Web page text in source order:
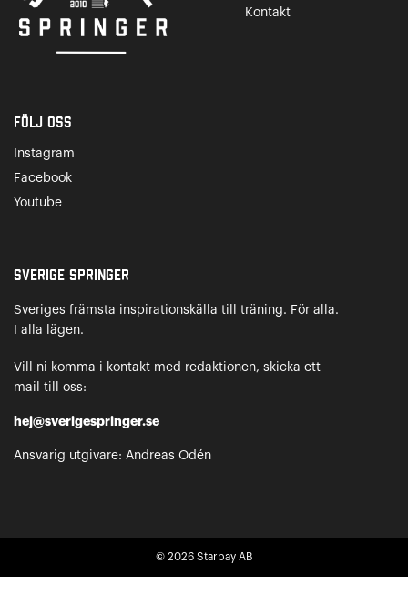
Kontakt
Följ oss
Instagram
Facebook
Youtube
Sverige Springer
Sveriges främsta inspirationskälla till träning. För alla.
I alla lägen.
Vill ni komma i kontakt med redaktionen, skicka ett
mail till oss:
hej@sverigespringer.se
Ansvarig utgivare: Andreas Odén
© 2026 Starbay AB